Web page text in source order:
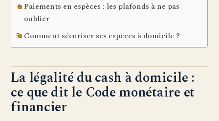
Paiements en espèces : les plafonds à ne pas
oublier
Comment sécuriser ses espèces à domicile ?
La légalité du cash à domicile :
ce que dit le Code monétaire et
financier